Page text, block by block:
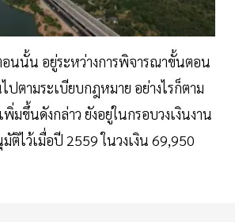
นนั้น อยู่ระหว่างการพิจารณาขั้นตอน
ปตามระเบียบกฎหมาย อย่างไรก็ตาม
พิ่มขึ้นดังกล่าว ยังอยู่ในกรอบวงเงินงาน
ติไว้เมื่อปี 2559 ในวงเงิน 69,950